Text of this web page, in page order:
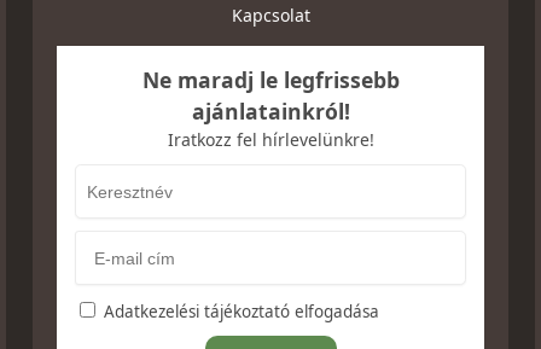
Kapcsolat
Ne maradj le legfrissebb
ajánlatainkról!
Iratkozz fel hírlevelünkre!
Adatkezelési tájékoztató elfogadása